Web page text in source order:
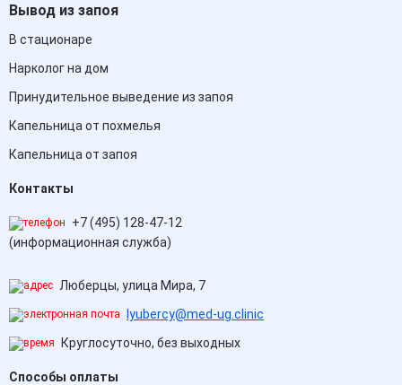
Вывод из запоя
В стационаре
Нарколог на дом
Принудительное выведение из запоя
Капельница от похмелья
Капельница от запоя
Контакты
+7 (495) 128-47-12
(информационная служба)
Люберцы, улица Мира, 7
lyubercy@med-ug.clinic
Круглосуточно, без выходных
Способы оплаты